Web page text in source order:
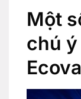
Một
chú